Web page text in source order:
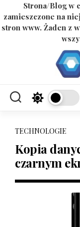
Strona/Blog w
zamieszczone na
stron www. Żaden z
TECHNOLOGIE
Kopia
czarnym